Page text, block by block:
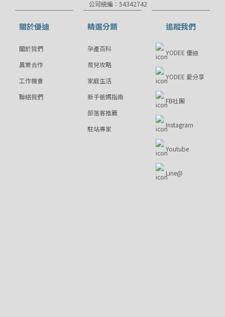
公司統編：54342742
關於優迪
關於我們
異業合作
工作機會
聯絡我們
精選分類
孕產百科
育兒攻略
家庭生活
新手爸媽指南
部落客推薦
駐站專家
追蹤我們
YODEE 優迪
YODEE 愛分享
FB社團
Instagram
Youtube
Line@